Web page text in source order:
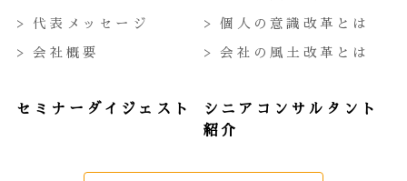
> 代表メッセージ
> 会社概要
> 個人の意識改革とは
> 会社の風土改革とは
セミナーダイジェスト
シニアコンサルタント
紹介